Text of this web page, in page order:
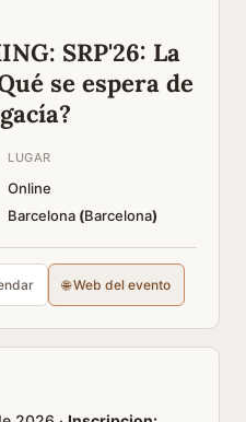
SRP'26: La
se espera de
LUGAR
Online
Barcelona (Barcelona)
🌐 Web del evento